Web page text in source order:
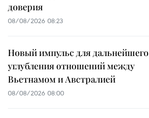
доверия
08/08/2026 08:23
Новый импульс для дальнейшего
углубления отношений между
Вьетнамом и Австралией
08/08/2026 08:00